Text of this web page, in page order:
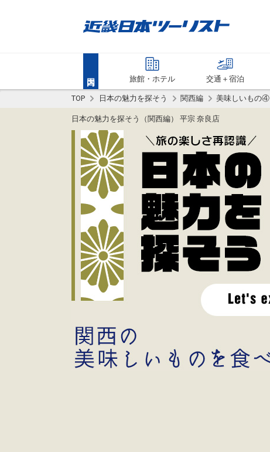
旅館・ホテル 交通＋宿泊
TOP 日本の魅力を探そう 関西編 美味しいもの④
日本の魅力を探そう（関西編） 平宗 奈良店